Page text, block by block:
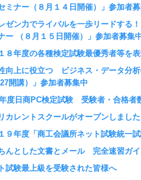
ミナー（８月１４日開催）」参加者
レゼン力でライバルを一歩リードす
ー （８月１５日開催）」参加者募集
８年度の各種検定試験最優秀者等を
向上に役立つ ビジネス・データ分
27開講）」参加者募集中
度日商PC検定試験 受験者・合格者
カレントスクールがオープンしました
９年度「商工会議所ネット試験統一
ちんとした文書とメール 完全速習ガ
試験最上級を受験された皆様へ